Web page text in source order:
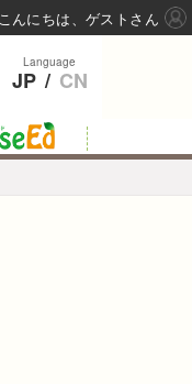
Language
JP / CN
こんにちは、ゲストさん